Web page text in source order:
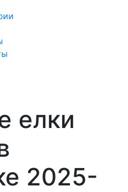
елки
2025-